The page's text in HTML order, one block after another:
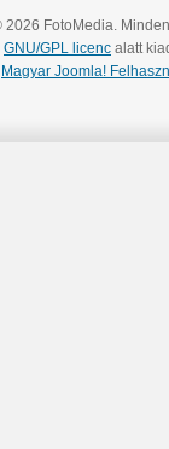
FotoMedia.
GNU/GPL licenc alatt
Magyar Joomla!